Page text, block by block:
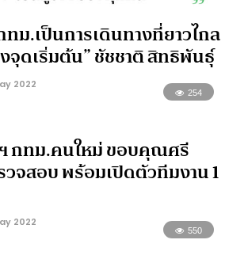
ทม.เป็นการเดินทางที่ยาวไกล
จุดเริ่มต้น” ชัชชาติ สิทธิพันธุ์
2022
254
กทม.คนใหม่ ขอบคุณศรี
จสอบ พร้อมเปิดตัวทีมงาน 1
2022
550